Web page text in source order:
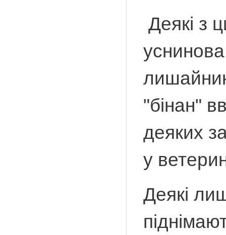
Деякі з
"бінан"
деяких
у
Деякі